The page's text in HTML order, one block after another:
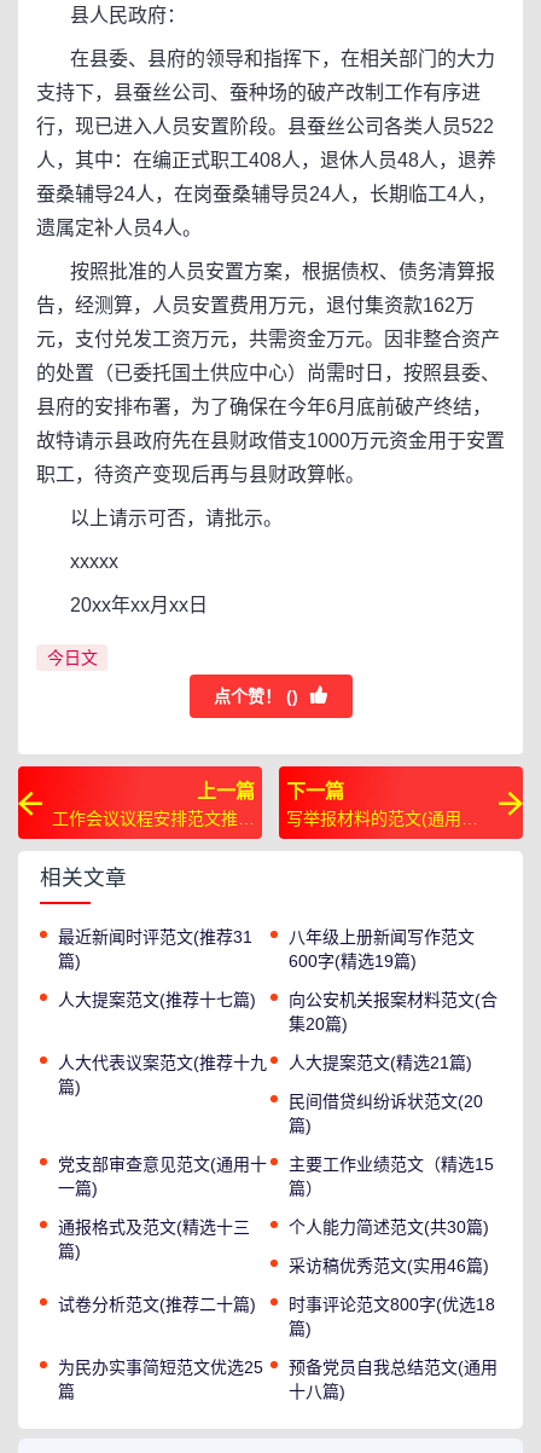
县人民政府：
在县委、县府的领导和指挥下，在相关部门的大力
支持下，县蚕丝公司、蚕种场的破产改制工作有序进
行，现已进入人员安置阶段。县蚕丝公司各类人员522
人，其中：在编正式职工408人，退休人员48人，退养
蚕桑辅导24人，在岗蚕桑辅导员24人，长期临工4人，
遗属定补人员4人。
按照批准的人员安置方案，根据债权、债务清算报
告，经测算，人员安置费用万元，退付集资款162万
元，支付兑发工资万元，共需资金万元。因非整合资产
的处置（已委托国土供应中心）尚需时日，按照县委、
县府的安排布署，为了确保在今年6月底前破产终结，
故特请示县政府先在县财政借支1000万元资金用于安置
职工，待资产变现后再与县财政算帐。
以上请示可否，请批示。
xxxxx
20xx年xx月xx日
今日文
点个赞！ ()
上一篇
工作会议议程安排范文推荐
12篇
下一篇
写举报材料的范文(通用八
篇)
相关文章
最近新闻时评范文(推荐31
篇)
八年级上册新闻写作范文
600字(精选19篇)
人大提案范文(推荐十七篇)
向公安机关报案材料范文(合
集20篇)
人大代表议案范文(推荐十九
篇)
人大提案范文(精选21篇)
民间借贷纠纷诉状范文(20
篇)
党支部审查意见范文(通用十
一篇)
主要工作业绩范文（精选15
篇）
通报格式及范文(精选十三
篇)
个人能力简述范文(共30篇)
采访稿优秀范文(实用46篇)
试卷分析范文(推荐二十篇)
时事评论范文800字(优选18
篇)
为民办实事简短范文优选25
篇
预备党员自我总结范文(通用
十八篇)